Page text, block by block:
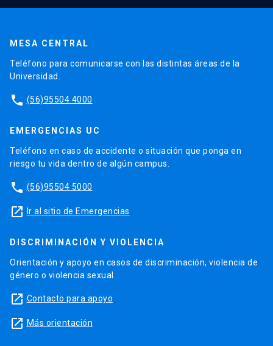
MESA CENTRAL
Teléfono para comunicarse con las distintas áreas de la
Universidad.
phone (56)95504 4000
EMERGENCIAS UC
Teléfono en caso de accidente o situación que ponga en
riesgo tu vida dentro de algún campus.
phone (56)95504 5000
launch Ir al sitio de Emergencias
DISCRIMINACIÓN Y VIOLENCIA
Orientación y apoyo en casos de discriminación, violencia de
género o violencia sexual.
launch Contacto para apoyo
launch Más orientación